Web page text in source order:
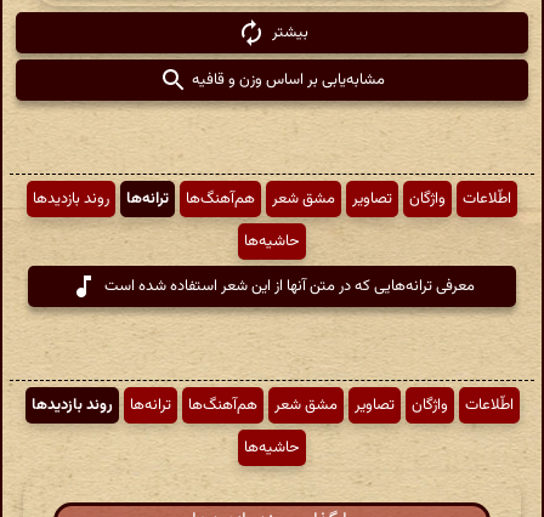
بیشتر
مشابه‌یابی بر اساس وزن و قافیه
اطّلاعات واژگان تصاویر مشق شعر هم‌آهنگ‌ها ترانه‌ها
روند بازدیدها
حاشیه‌ها
معرفی ترانه‌هایی که در متن آنها از این شعر استفاده شده است
اطّلاعات واژگان تصاویر مشق شعر هم‌آهنگ‌ها ترانه‌ها
روند بازدیدها
حاشیه‌ها